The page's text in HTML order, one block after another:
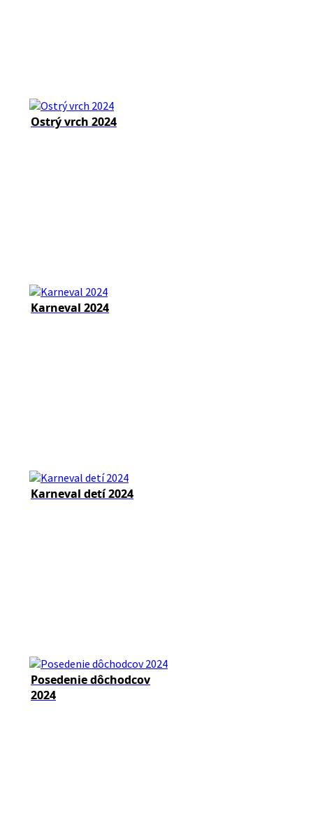
Ostrý vrch 2024
Karneval 2024
Karneval detí 2024
Posedenie dôchodcov
2024